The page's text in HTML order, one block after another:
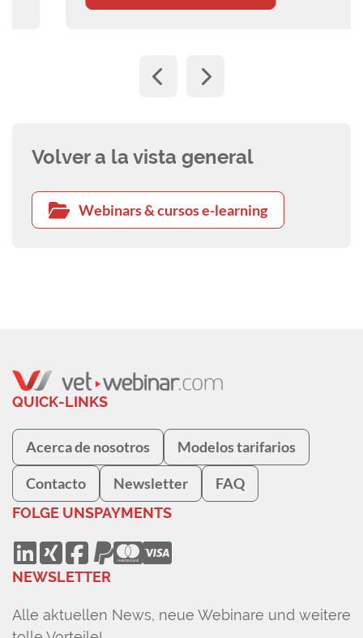
Volver a la vista general
Webinars & cursos e-learning
QUICK-LINKS
Acerca de nosotros Modelos tarifarios
Contacto Newsletter FAQ
FOLGE UNSPAYMENTS
NEWSLETTER
Alle aktuellen News, neue Webinare und weitere